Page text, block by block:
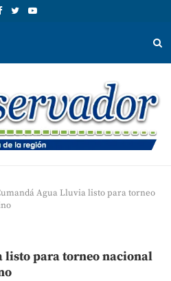
Agua Lluvia listo para torneo
listo para torneo nacional